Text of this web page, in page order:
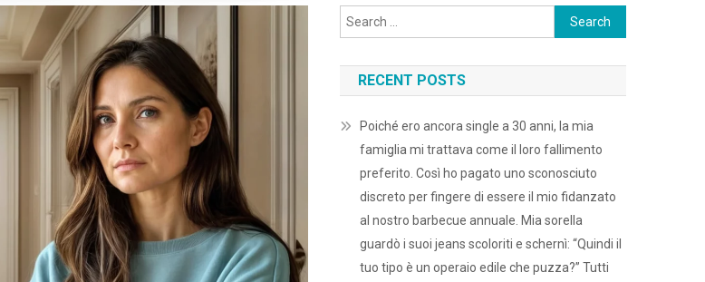
Search
for:
RECENT POSTS
Poiché ero ancora single a 30 anni, la mia
famiglia mi trattava come il loro fallimento
preferito. Così ho pagato uno sconosciuto
discreto per fingere di essere il mio fidanzato
al nostro barbecue annuale. Mia sorella
guardò i suoi jeans scoloriti e schernì: “Quindi il
tuo tipo è un operaio edile che puzza?” Tutti